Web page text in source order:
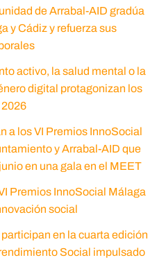
de Arrabal-AID gradúa
y Cádiz y refuerza sus
activo, la salud mental o la
digital protagonizan los
a los VI Premios InnoSocial
y Arrabal-AID que
en una gala en el MEET
Premios InnoSocial Málaga
social
en la cuarta edición
Social impulsado